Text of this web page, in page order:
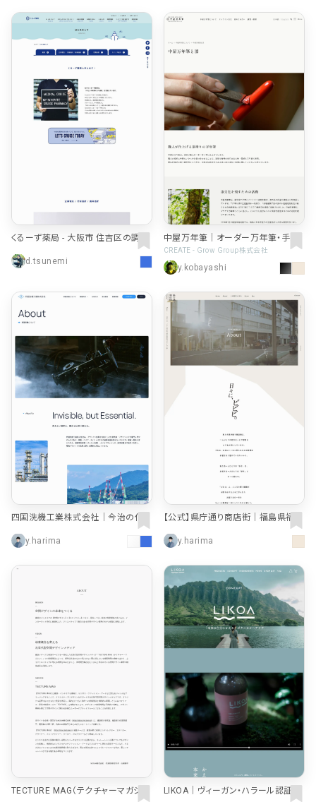
くるーず薬局 - 大阪市 住吉区の調剤
d.tsunemi
中屋万年筆｜オーダー万年筆・手作
り万年筆
CREATE - Grow Group株式会社
y.kobayashi
四国洗機工業株式会社｜今治の化学
y.harima
【公式】県庁通り商店街｜福島県福島
市の、 ビビビとこころに響く県庁通り
商店街y.harima
TECTURE MAG（テクチャーマガジ
LIKOA｜ヴィーガン・ハラール認証シ